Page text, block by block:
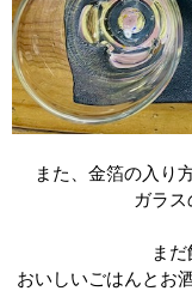
また、金箔の入り
ガラス
ま
おいしいごはんとお